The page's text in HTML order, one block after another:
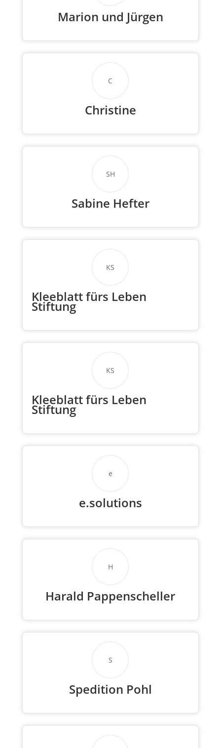
Marion und Jürgen
C
Christine
SH
Sabine Hefter
KS
Kleeblatt fürs Leben
Stiftung
KS
Kleeblatt fürs Leben
Stiftung
e
e.solutions
H
Harald Pappenscheller
S
Spedition Pohl